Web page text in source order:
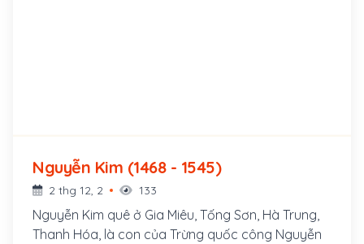
Nguyễn Kim (1468 - 1545)
2 thg 12, 2 133
Nguyễn Kim quê ở Gia Miêu, Tống Sơn, Hà Trung,
Thanh Hóa, là con của Trừng quốc công Nguyễn